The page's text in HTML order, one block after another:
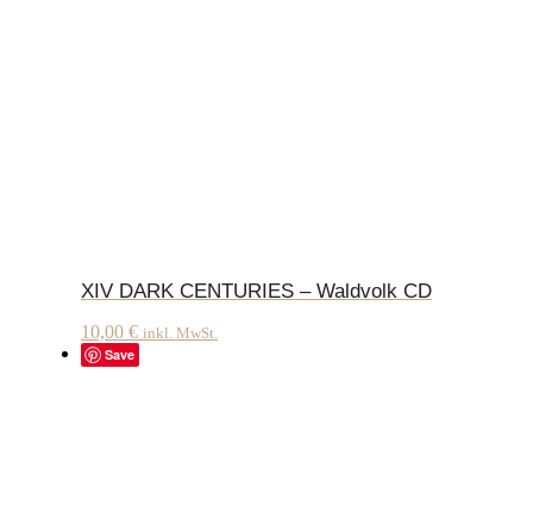
XIV DARK CENTURIES – Waldvolk CD
10,00 € inkl. MwSt.
Save